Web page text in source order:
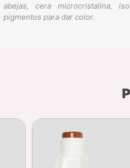
abejas, cera microcristalina,
pigmentos para dar color.